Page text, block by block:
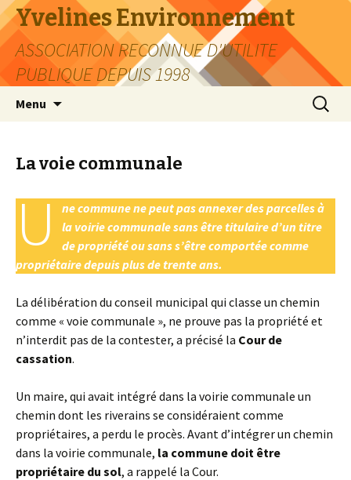
Yvelines Environnement
ASSOCIATION RECONNUE D'UTILITE
PUBLIQUE DEPUIS 1998
Menu
La voie communale
U ne commune ne peut pas annexer des parcelles à
la voirie communale sans être titulaire d’un titre
de propriété ou sans s’être comportée comme
propriétaire depuis plus de trente ans.
La délibération du conseil municipal qui classe un chemin
comme « voie communale », ne prouve pas la propriété et
n’interdit pas de la contester, a précisé la Cour de
cassation.
Un maire, qui avait intégré dans la voirie communale un
chemin dont les riverains se considéraient comme
propriétaires, a perdu le procès. Avant d’intégrer un chemin
dans la voirie communale, la commune doit être
propriétaire du sol, a rappelé la Cour.